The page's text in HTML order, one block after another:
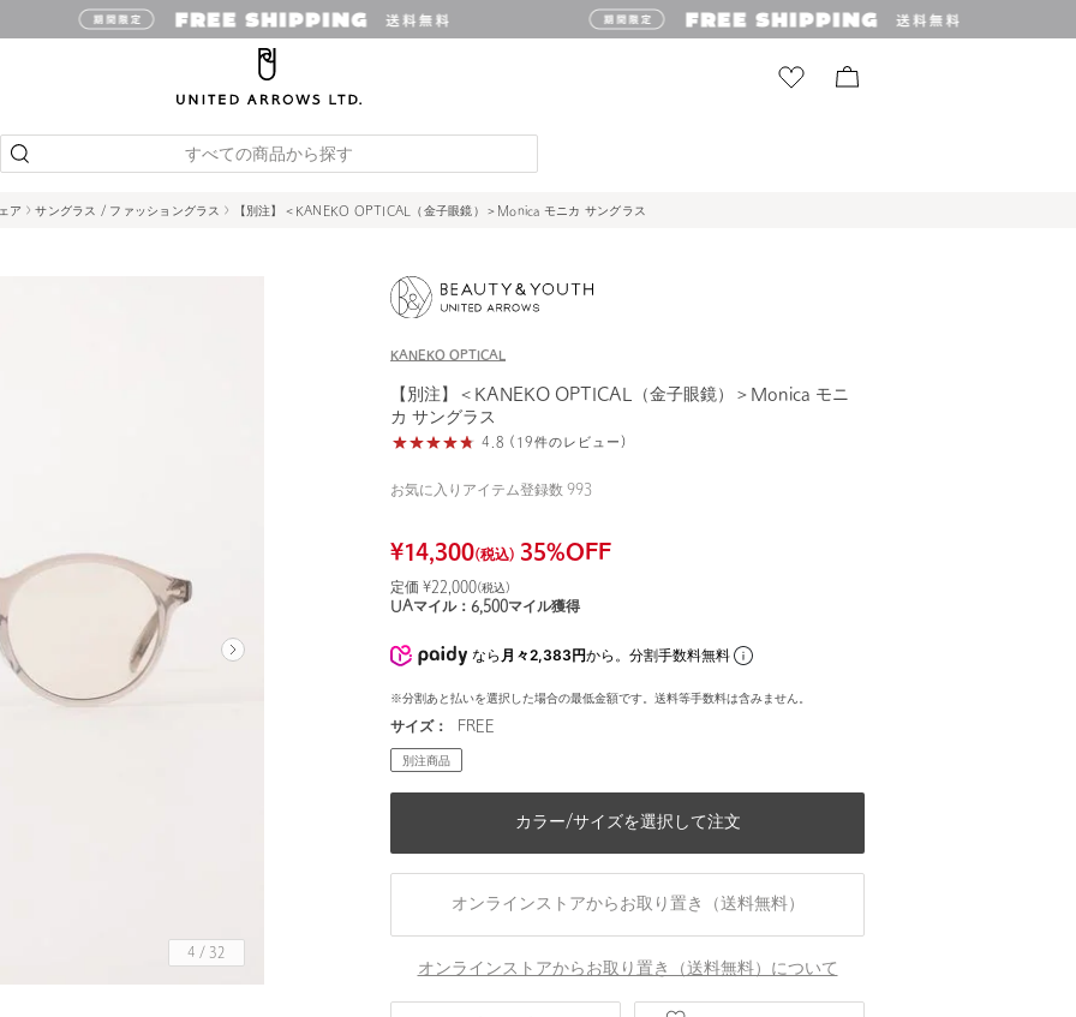
すべての商品から探す
ア サングラス / ファッショングラス 【別注】＜KANEKO OPTICAL（金子眼鏡）＞Monica モニカ サングラス
4 / 32
KANEKO OPTICAL
【別注】＜KANEKO OPTICAL（金子眼鏡）＞Monica モニ
カ サングラス
4.8 (19件のレビュー)
お気に入りアイテム登録数 993
¥14,300(税込) 35%OFF
定価 ¥22,000(税込)
UAマイル： 6,500マイル獲得
なら 月々2,383円から。分割手数料無料
※分割あと払いを選択した場合の最低金額です。送料等手数料は含みません。
サイズ： FREE
別注商品
カラー/サイズを選択して注文
オンラインストアからお取り置き（送料無料）
オンラインストアからお取り置き（送料無料）について